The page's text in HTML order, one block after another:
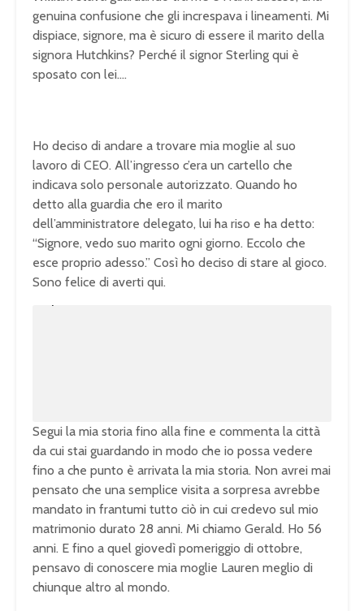
genuina confusione che gli increspava i lineamenti. Mi
dispiace, signore, ma è sicuro di essere il marito della
signora Hutchkins? Perché il signor Sterling qui è
sposato con lei….
Ho deciso di andare a trovare mia moglie al suo
lavoro di CEO. All’ingresso c’era un cartello che
indicava solo personale autorizzato. Quando ho
detto alla guardia che ero il marito
dell’amministratore delegato, lui ha riso e ha detto:
“Signore, vedo suo marito ogni giorno. Eccolo che
esce proprio adesso.” Così ho deciso di stare al gioco.
Sono felice di averti qui.
Segui la mia storia fino alla fine e commenta la città
da cui stai guardando in modo che io possa vedere
fino a che punto è arrivata la mia storia. Non avrei mai
pensato che una semplice visita a sorpresa avrebbe
mandato in frantumi tutto ciò in cui credevo sul mio
matrimonio durato 28 anni. Mi chiamo Gerald. Ho 56
anni. E fino a quel giovedì pomeriggio di ottobre,
pensavo di conoscere mia moglie Lauren meglio di
chiunque altro al mondo.